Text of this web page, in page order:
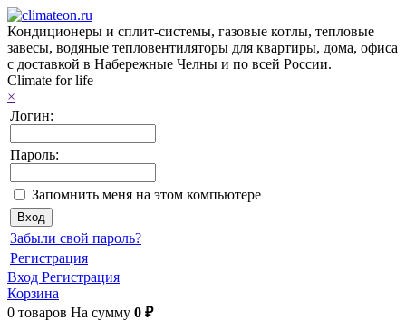
Кондиционеры и сплит-системы, газовые котлы, тепловые
завесы, водяные тепловентиляторы для квартиры, дома, офиса
с доставкой в Набережные Челны и по всей России.
Climate for life
×
Логин:
Пароль:
Запомнить меня на этом компьютере
Забыли свой пароль?
Регистрация
Вход Регистрация
Корзина
0 товаров На сумму 0 ₽